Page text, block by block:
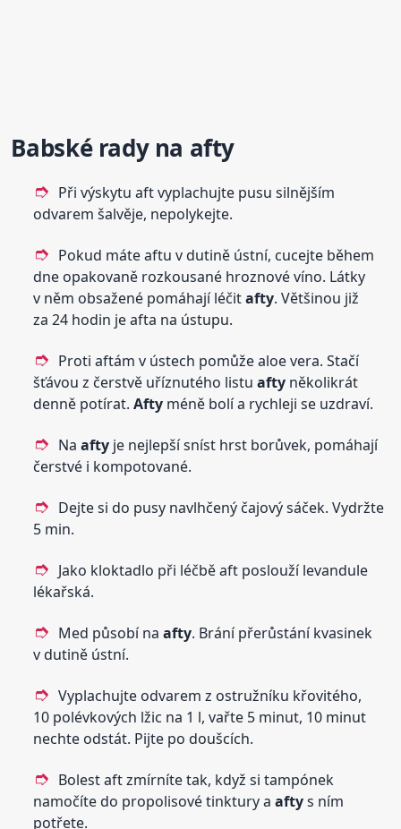
Babské rady na afty
Při výskytu aft vyplachujte pusu silnějším
odvarem šalvěje, nepolykejte.
Pokud máte aftu v dutině ústní, cucejte během
dne opakovaně rozkousané hroznové víno. Látky
v něm obsažené pomáhají léčitafty. Většinou již
za 24 hodin je afta na ústupu.
Proti aftám v ústech pomůže aloe vera. Stačí
šťávou z čerstvě uříznutého listuafty několikrát
denně potírat.Afty méně bolí a rychleji se uzdraví.
Naafty je nejlepší sníst hrst borůvek, pomáhají
čerstvé i kompotované.
Dejte si do pusy navlhčený čajový sáček. Vydržte
5 min.
Jako kloktadlo při léčbě aft poslouží levandule
lékařská.
Med působí naafty. Brání přerůstání kvasinek
v dutině ústní.
Vyplachujte odvarem z ostružníku křovitého,
10 polévkových lžic na 1 l, vařte 5 minut, 10 minut
nechte odstát. Pijte po doušcích.
Bolest aft zmírníte tak, když si tampónek
namočíte do propolisové tinktury aaftys ním
potřete.